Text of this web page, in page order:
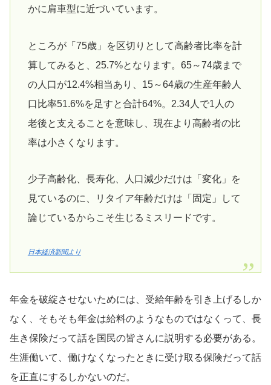
かに肩車型に近づいています。
ところが「75歳」を区切りとして高齢者比率を計
算してみると、25.7%となります。65～74歳まで
の人口が12.4%相当あり、15～64歳の生産年齢人
口比率51.6%を足すと合計64%。2.34人で1人の
老後と支えることを意味し、現在より高齢者の比
率は小さくなります。
少子高齢化、長寿化、人口減少だけは「変化」を
見ているのに、リタイア年齢だけは「固定」して
論じているからこそ生じるミスリードです。
日本経済新聞より
年金を破綻させないためには、受給年齢を引き上げるしか
なく、そもそも年金は給料のようなものではなくって、長
生き保険だって話を国民の皆さんに説明する必要がある。
生涯働いて、働けなくなったときに受け取る保険だって話
を正直にするしかないのだ。